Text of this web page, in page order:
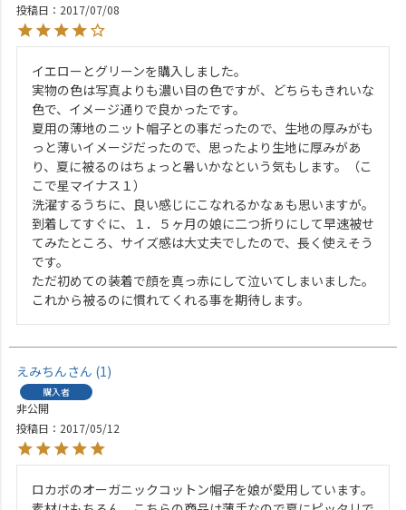
投稿日
2017/07/08
イエローとグリーンを購入しました。
実物の色は写真よりも濃い目の色ですが、どちらもきれいな
色で、イメージ通りで良かったです。
夏用の薄地のニット帽子との事だったので、生地の厚みがも
っと薄いイメージだったので、思ったより生地に厚みがあ
り、夏に被るのはちょっと暑いかなという気もします。（こ
こで星マイナス１）
洗濯するうちに、良い感じにこなれるかなぁも思いますが。
到着してすぐに、１．５ヶ月の娘に二つ折りにして早速被せ
てみたところ、サイズ感は大丈夫でしたので、長く使えそう
です。
ただ初めての装着で顔を真っ赤にして泣いてしまいました。
えみちん 1
購入者
非公開
投稿日
2017/05/12
ロカボのオーガニックコットン帽子を娘が愛用しています。